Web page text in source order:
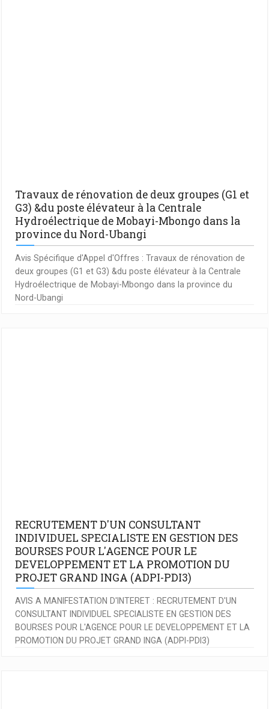
Travaux de rénovation de deux groupes (G1 et
G3) &du poste élévateur à la Centrale
Hydroélectrique de Mobayi-Mbongo dans la
province du Nord-Ubangi
Avis Spécifique d'Appel d'Offres : Travaux de rénovation de
deux groupes (G1 et G3) &du poste élévateur à la Centrale
Hydroélectrique de Mobayi-Mbongo dans la province du
Nord-Ubangi
RECRUTEMENT D'UN CONSULTANT
INDIVIDUEL SPECIALISTE EN GESTION DES
BOURSES POUR L'AGENCE POUR LE
DEVELOPPEMENT ET LA PROMOTION DU
PROJET GRAND INGA (ADPI-PDI3)
AVIS A MANIFESTATION D'INTERET : RECRUTEMENT D'UN
CONSULTANT INDIVIDUEL SPECIALISTE EN GESTION DES
BOURSES POUR L'AGENCE POUR LE DEVELOPPEMENT ET LA
PROMOTION DU PROJET GRAND INGA (ADPI-PDI3)